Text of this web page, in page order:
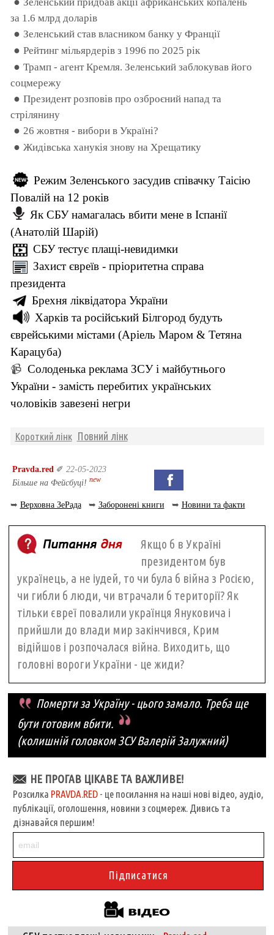
за 1.6 млрд доларів
● Зеленський став власником банку у Франції
● Рейтинг мільярдерів з 1996 по 2025 рік
● Трамп - агент Кремля. Зеленський заблокував його
соцмережу
● Президент розповів про озброєний напад та
стрілянину
● 26 жовтня - вибори в Україні?
● Жидівська ханукія знову на Хрещатику
Режим Зеленського засудив співачку Таісію
Повалій на 12 років
Як СБУ намагалась вбити мене в Іспанії
(Анатолій Шарій)
СБУ тестує плащі-невидимки
Захист євреїв - пріоритетна справа
президента
Брехня ліквідатора України
Харків та російський Білгород будуть
єврейськими містами (Аріель Маром & Тетяна
Карацуба)
📹 Солоденька реклама ЗСУ і майбутнього
України - замість перебитих українських
чоловіків завезені негри
Короткий лінк Повний лінк
Pravda.red ✐ 22-05-2023
Більше на Фейсбуці! new
➥ Верховна ЗеРада➥ Заборонені книги ➥ Новини та факти
Якщо б в Україні
президентом був
українець, а не іудей, то чи була б війна з Росією,
чи гибли б люди, чи втрачали б території? Як
тільки євреї повалили українця Януковича і
прийшли до влади мир закінчився, Крим
відійшов і розпочалася війна. Виходить, що
головні вороги України - це жиди?
Померти за Україну - цього замало. Треба ще
бути готовим вбити.
(колишній головком ЗСУ Валерій Залужний)
НЕ ПРОГАВ ЦІКАВЕ ТА ВАЖЛИВЕ!
Розсилка PRAVDA.RED- це посилання на наші нові відео, аудіо,
публікації, оголошення, новини з соцмереж. Дивись та
дізнавайся першим!